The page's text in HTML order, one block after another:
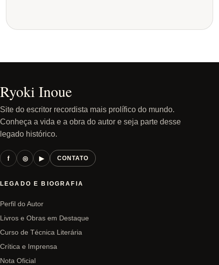
Ryoki Inoue
Site do escritor recordista mais prolífico do mundo.
Conheça a vida e a obra do autor e seja parte desse
legado histórico.
f ◎ ▶ CONTATO
LEGADO E BIOGRAFIA
Perfil do Autor
Livros e Obras em Destaque
Curso de Técnica Literária
Crítica e Imprensa
Nota Oficial